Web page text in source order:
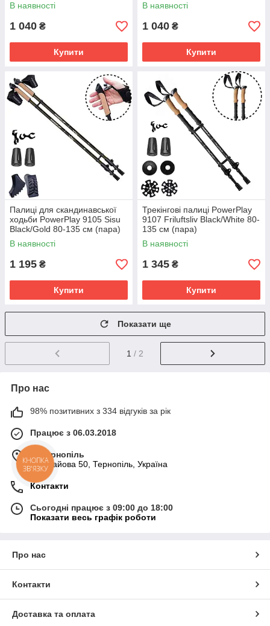
В наявності
1 040 ₴
Купити
В наявності
1 040 ₴
Купити
Палиці для скандинавської
ходьби PowerPlay 9105 Sisu
Black/Gold 80-135 см (пара)
В наявності
1 195 ₴
Купити
Трекінгові палиці PowerPlay
9107 Friluftsliv Black/White 80-
135 см (пара)
В наявності
1 345 ₴
Купити
Показати ще
1 / 2
Про нас
98% позитивних з 334 відгуків за рік
Працює з 06.03.2018
м. Тернопіль
вул. Гайова 50, Тернопіль, Україна
Контакти
Сьогодні працює з 09:00 до 18:00
Показати весь графік роботи
Про нас
Контакти
Доставка та оплата
КНОПКА
ЗВ'ЯЗКУ